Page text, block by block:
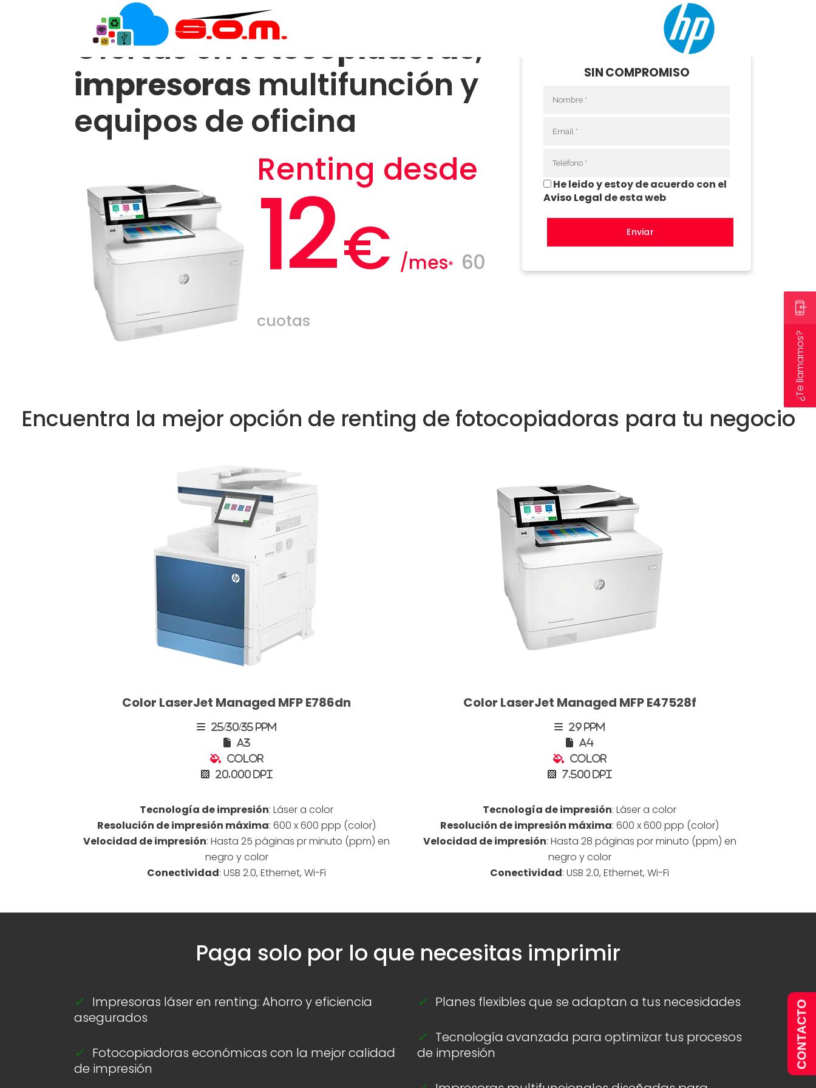
CONTACTO
Ofertas enfotocopiadoras,
impresoras multifunción y
equipos de oficina
Renting desde
12€ /mes* 60
cuotas
PIDE ASESORAMIENTO GRATIS Y
SIN COMPROMISO
He leido y estoy de acuerdo con el
Aviso Legal de esta web
Encuentra la mejor opción de renting de fotocopiadoras para tu negocio
Color LaserJet Managed MFP E786dn
25/30/35 PPM
A3
Color
20.000 DPI
Tecnología de impresión: Láser a color
Resolución de impresión máxima: 600 x 600 ppp (color)
Velocidad de impresión: Hasta 25 páginas pr minuto (ppm) en
negro y color
Conectividad: USB 2.0, Ethernet, Wi-Fi
Color LaserJet Managed MFP E47528f
29 PPM
A4
Color
7.500 DPI
Tecnología de impresión: Láser a color
Resolución de impresión máxima: 600 x 600 ppp (color)
Velocidad de impresión: Hasta 28 páginas por minuto (ppm) en
negro y color
Conectividad: USB 2.0, Ethernet, Wi-Fi
Paga solo por lo que necesitas imprimir
✓ Impresoras láser en renting: Ahorro y eficiencia
asegurados
✓ Fotocopiadoras económicas con la mejor calidad
de impresión
✓ Planes flexibles que se adaptan a tus necesidades
✓ Tecnología avanzada para optimizar tus procesos
de impresión
¿Te llamamos?